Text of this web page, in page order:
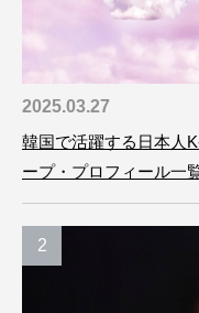
2025.03.27
韓国で活躍する日本人
ープ・プロフィール一